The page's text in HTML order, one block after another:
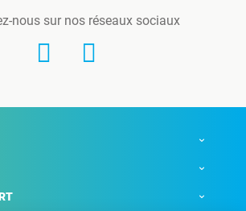
nous sur nos réseaux sociaux